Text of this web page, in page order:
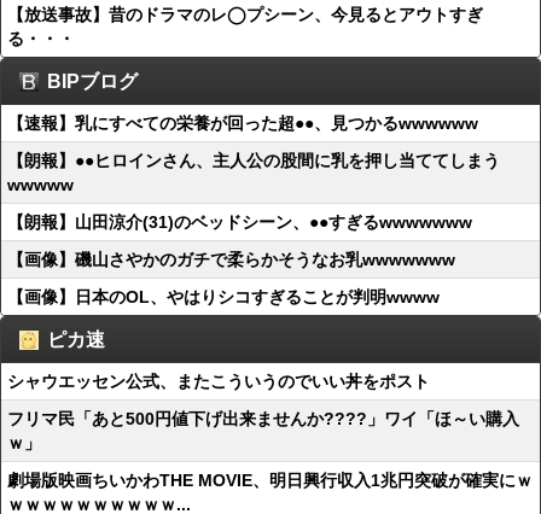
【放送事故】昔のドラマのレ◯プシーン、今見るとアウトすぎ
る・・・
BIPブログ
【速報】乳にすべての栄養が回った超●●、見つかるwwwwww
【朗報】●●ヒロインさん、主人公の股間に乳を押し当ててしまう
wwwww
【朗報】山田涼介(31)のベッドシーン、●●すぎるwwwwwww
【画像】磯山さやかのガチで柔らかそうなお乳wwwwwww
【画像】日本のOL、やはりシコすぎることが判明wwww
ピカ速
シャウエッセン公式、またこういうのでいい丼をポスト
フリマ民「あと500円値下げ出来ませんか????」ワイ「ほ～い購入
ｗ」
劇場版映画ちいかわTHE MOVIE、明日興行収入1兆円突破が確実にｗ
ｗｗｗｗｗｗｗｗｗｗ...